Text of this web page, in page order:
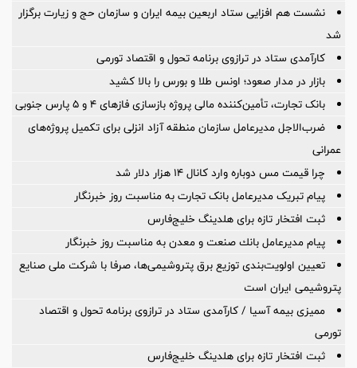
نشست هم افزایی ستاد اربعین بیمه ایران و سازمان حج و زیارت برگزار
شد
کارآمدی ستاد در ترازوی برنامه تحول و اقتصاد تورمی
بازار در مدار صعود؛ اونس طلا و بورس را بالا کشید
بانک تجارت، تأمین‌کننده مالی پروژه بازسازی فازهای ۴ و ۵ پارس جنوبی
ضرب‌الاجل مدیرعامل سازمان منطقه آزاد انزلی برای تكمیل پروژه‌های
عمرانی
چرا قیمت مس دوباره وارد کانال ۱۴ هزار دلار شد
پیام تبریک مدیرعامل بانک تجارت به مناسبت روز خبرنگار
ثبت افتخار تازه برای هلدینگ خلیج‌فارس
پیام مدیرعامل بانك صنعت و معدن به مناسبت روز خبرنگار
تعیین اولویت‌بندی توزیع برق پتروشیمی‌ها، صرفا با شرکت ملی صنایع
پتروشیمی ایران است
ممیزی بیمه آسیا / کارآمدی ستاد در ترازوی برنامه تحول و اقتصاد
تورمی
ثبت افتخار تازه برای هلدینگ خلیج‌فارس